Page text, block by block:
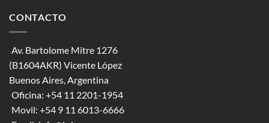
CONTACTO
Av. Bartolome Mitre 1276
(B1604AKR) Vicente López
Buenos Aires, Argentina
Oficina: +54 11 2201-1954
Movil: +54 9 11 6013-6666